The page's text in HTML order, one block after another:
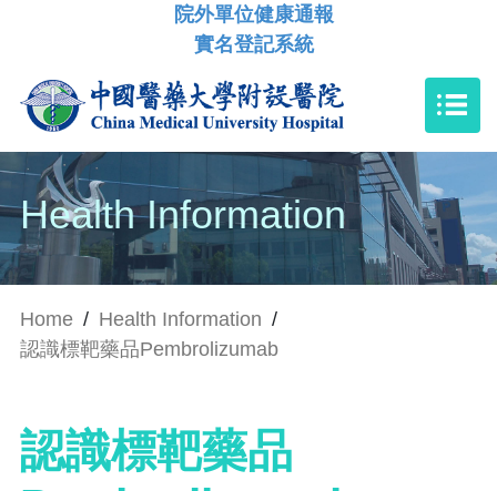
院外單位健康通報
實名登記系統
Health Information
Home / Health Information /
認識標靶藥品Pembrolizumab
認識標靶藥品